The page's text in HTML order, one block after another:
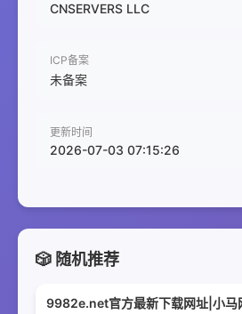
CNSERVERS LLC
ICP备案
未备案
更新时间
2026-07-03 07:15:26
🎲 随机推荐
9982e.net官方最新下载网址|小马